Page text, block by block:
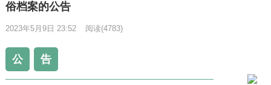
俗档案的公告
2023年5月9日 23:52 阅读(4783)
公 告